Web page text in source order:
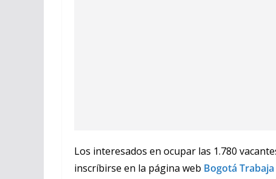
Los interesados en ocupar las 1.780
inscríbirse en la página web Bogotá Trabaja